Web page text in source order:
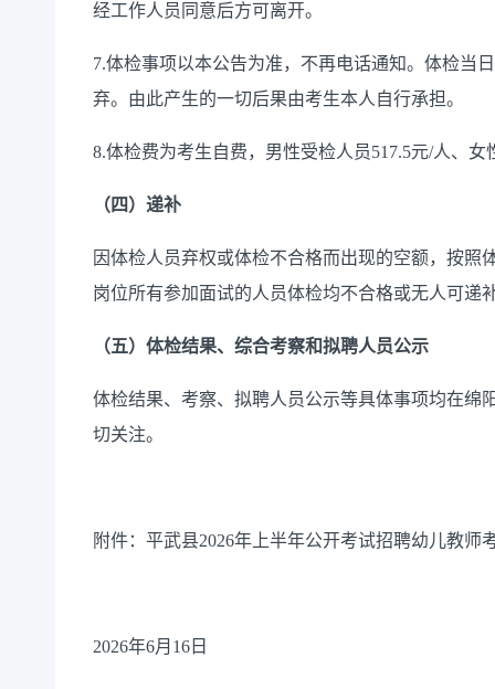
经工作人员同意后方可离开。
7.体检事项以本公告为准，不再电话通知。体检当
弃。由此产生的一切后果由考生本人自行承担。
8.体检费为考生自费，男性受检人员517.5元/人、
（四）递补
因体检人员弃权或体检不合格而出现的空额，按
岗位所有参加面试的人员体检均不合格或无人可递
（五）体检结果、综合考察和拟聘人员公示
体检结果、考察、拟聘人员公示等具体事项均在绵
切关注。
附件：平武县2026年上半年公开考试招聘幼儿教师
2026年6月16日